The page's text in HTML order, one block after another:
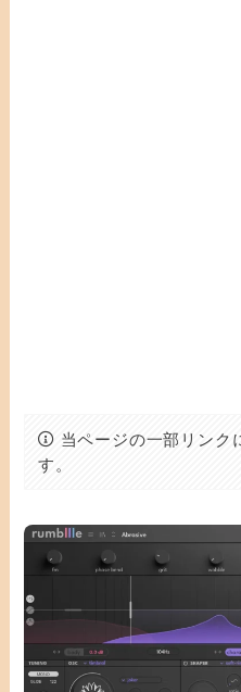
当ページの一部リンク
す。